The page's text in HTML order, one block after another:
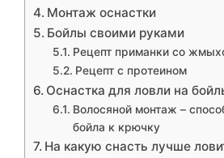
Монтаж оснастки
Бойлы своими руками
Рецепт приманки со
Рецепт с протеином
Оснастка для ловли на
Волосяной монтаж –
бойла к крючку
На какую снасть лучше